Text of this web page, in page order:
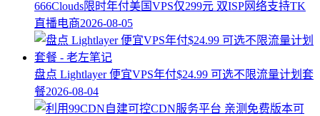
666Clouds限时年付美国VPS仅299元 双ISP网络支持TK
直播电商2026-08-05
盘点 Lightlayer 便宜VPS年付$24.99 可选不限流量计划套
餐2026-08-04